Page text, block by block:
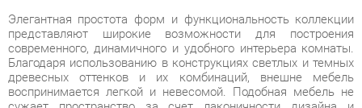
воспринимается легкой и невесомой. Подобная мебель не
сужает пространство за счет лаконичности дизайна и
четкого изгиба линий. Это современное и качественное
оснащение для комнаты, позволяющее оптимизировать
пространство без ущерба для функциональности и удобства.
Гармоничная комната привнесет атмосферу уюта и комфорта
в ваш дом. Широкая база элементов позволит создать